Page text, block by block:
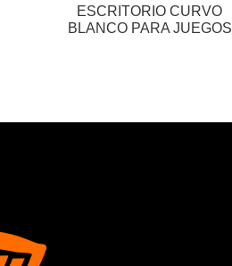
ESCRITORIO CURVO
BLANCO PARA JUEGOS